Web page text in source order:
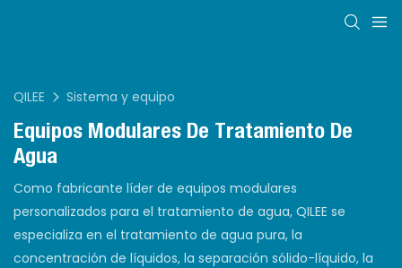
QILEE Sistema y equipo
Equipos Modulares De Tratamiento De
Agua
Como fabricante líder de equipos modulares
personalizados para el tratamiento de agua, QILEE se
especializa en el tratamiento de agua pura, la
concentración de líquidos, la separación sólido-líquido, la